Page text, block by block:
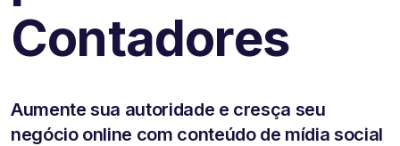
Contadores
Aumente sua autoridade e cresça seu
negócio online com conteúdo de mídia social